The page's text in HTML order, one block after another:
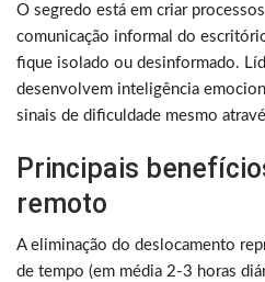
O segredo está em criar
comunicação informal do
fique isolado ou desinformado.
desenvolvem inteligência
sinais de dificuldade mesmo
Principais
remoto
A eliminação do deslocamento
de tempo (em média 2-3 horas